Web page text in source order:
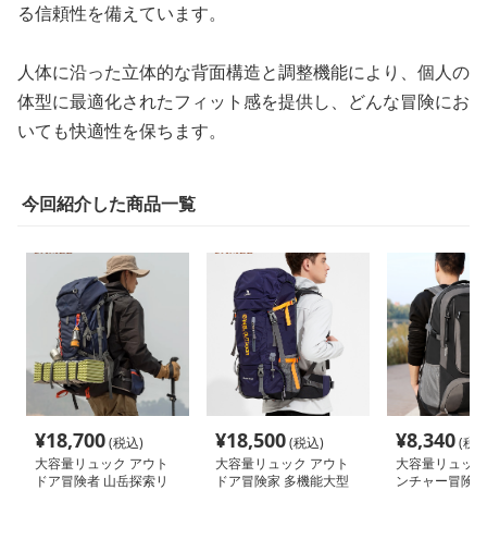
る信頼性を備えています。
人体に沿った立体的な背面構造と調整機能により、個人の
体型に最適化されたフィット感を提供し、どんな冒険にお
いても快適性を保ちます。
今回紹介した商品一覧
¥18,700(税込)
大容量リュック アウト
ドア冒険者 山岳探索リ
¥18,500(税込)
大容量リュック アウト
ドア冒険家 多機能大型
¥8,340(税
大容量リュッ
ンチャー冒険